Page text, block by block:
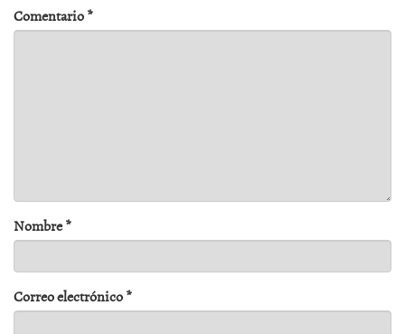
Comentario*
Nombre*
Correo electrónico*